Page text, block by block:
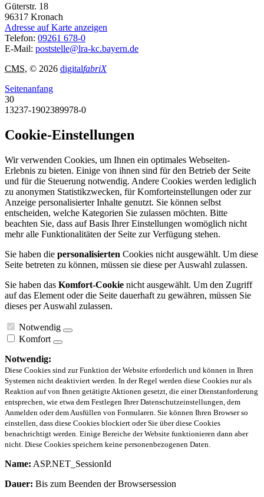
Güterstr. 18
96317 Kronach
Adresse auf Karte anzeigen
Telefon: 09261 678-0
E-Mail: poststelle@lra-kc.bayern.de
CMS, © 2026 digitalfabriX
Seitenanfang
30
13237-1902389978-0
Cookie-Einstellungen
Wir verwenden Cookies, um Ihnen ein optimales Webseiten-
Erlebnis zu bieten. Einige von ihnen sind für den Betrieb der Seite
und für die Steuerung notwendig. Andere Cookies werden lediglich
zu anonymen Statistikzwecken, für Komforteinstellungen oder zur
Anzeige personalisierter Inhalte genutzt. Sie können selbst
entscheiden, welche Kategorien Sie zulassen möchten. Bitte
beachten Sie, dass auf Basis Ihrer Einstellungen womöglich nicht
mehr alle Funktionalitäten der Seite zur Verfügung stehen.
Sie haben die personalisierten Cookies nicht ausgewählt. Um diese
Seite betreten zu können, müssen sie diese per Auswahl zulassen.
Sie haben das Komfort-Cookie nicht ausgewählt. Um den Zugriff
auf das Element oder die Seite dauerhaft zu gewähren, müssen Sie
dieses per Auswahl zulassen.
Notwendig
Komfort
Notwendig:
Diese Cookies sind zur Funktion der Website erforderlich und können in Ihren
Systemen nicht deaktiviert werden. In der Regel werden diese Cookies nur als
Reaktion auf von Ihnen getätigte Aktionen gesetzt, die einer Dienstanforderung
entsprechen, wie etwa dem Festlegen Ihrer Datenschutzeinstellungen, dem
Anmelden oder dem Ausfüllen von Formularen. Sie können Ihren Browser so
einstellen, dass diese Cookies blockiert oder Sie über diese Cookies
benachrichtigt werden. Einige Bereiche der Website funktionieren dann aber
nicht. Diese Cookies speichern keine personenbezogenen Daten.
Name: ASP.NET_SessionId
Dauer: Bis zum Beenden der Browsersession